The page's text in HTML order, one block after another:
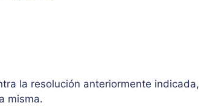
la resolución anteriormente indicada,
misma.